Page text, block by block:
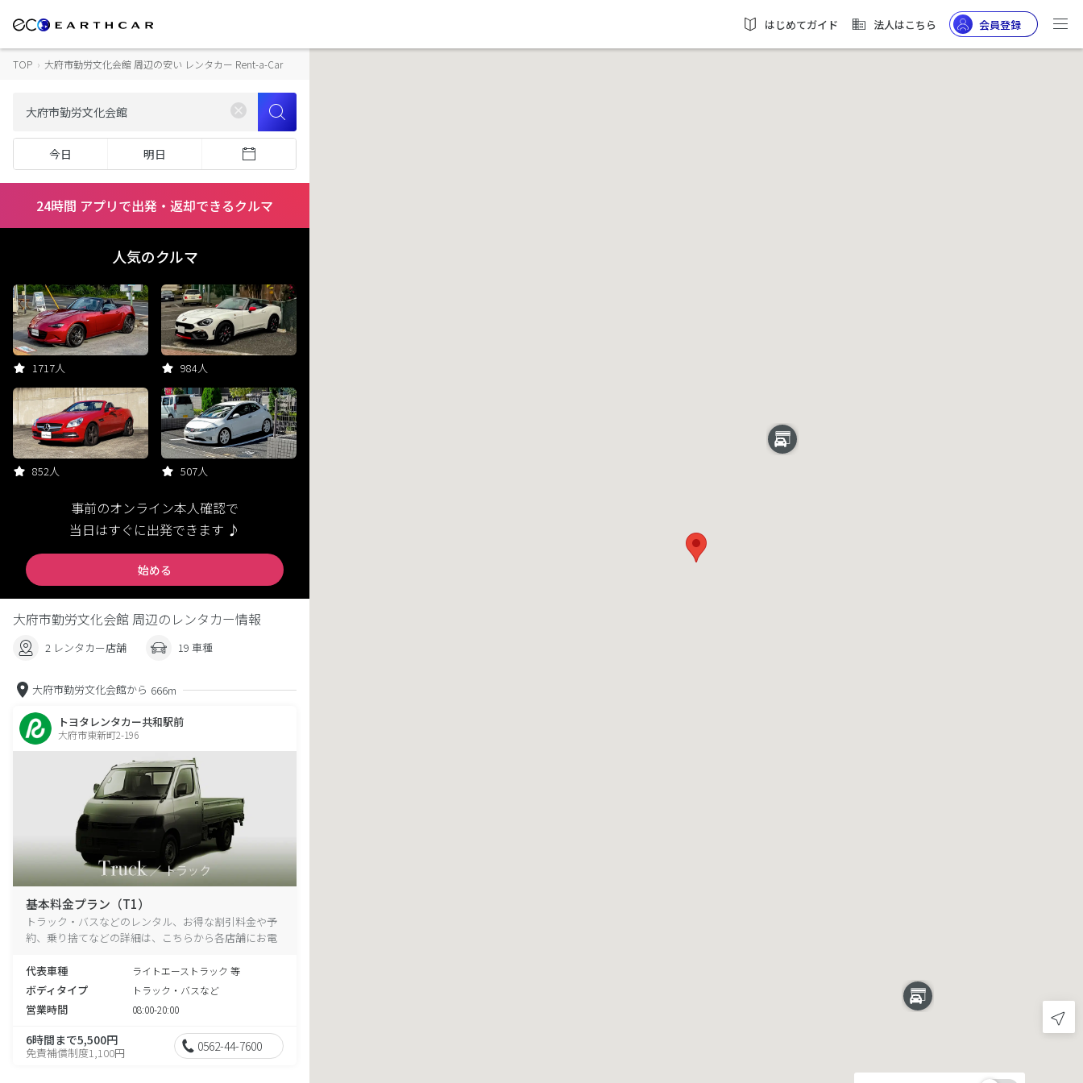
はじめてガイド 法人はこちら 会員登録
TOP › 大府市勤労文化会館 周辺の安い レンタカー Rent-a-Car
今日 明日
24時間 アプリで出発・返却できるクルマ
人気のクルマ
1717人 984人
852人 507人
事前のオンライン本人確認で
当日はすぐに出発できます ♪
始める
大府市勤労文化会館 周辺のレンタカー情報
2 レンタカー店舗 19 車種
大府市勤労文化会館から 666m
トヨタレンタカー共和駅前
大府市東新町2-196
基本料金プラン（T1）
トラック・バスなどのレンタル、お得な割引料金や予
約、乗り捨てなどの詳細は、こちらから各店舗にお電
代表車種
ライトエーストラック 等
ボディタイプ トラック・バスなど
営業時間 08:00-20:00
6時間まで5,500円
免責補償制度1,100円 0562-44-7600